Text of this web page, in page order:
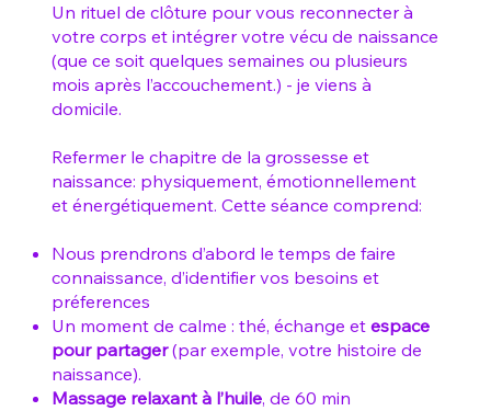
Un rituel de clôture pour vous reconnecter à
votre corps et intégrer votre vécu de naissance
(que ce soit quelques semaines ou plusieurs
mois après l’accouchement.) - je viens à
domicile.
Refermer le chapitre de la grossesse et
naissance: physiquement, émotionnellement
et énergétiquement. Cette séance comprend:
Nous prendrons d’abord le temps de faire
connaissance, d’identifier vos besoins et
préferences
Un moment de calme : thé, échange et espace
pour partager(par exemple, votre histoire de
naissance).
Massage relaxant à l’huile, de 60 min